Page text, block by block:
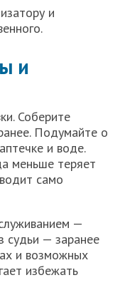
и
и
Соберите
Подумайте о
и воде.
меньше теряет
само
—
судьи — заранее
и возможных
избежать